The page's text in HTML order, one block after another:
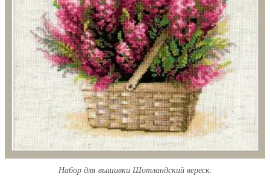
Набор для вышивки Шотландский вереск.